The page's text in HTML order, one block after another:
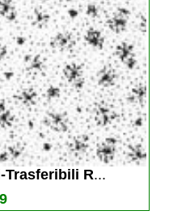
Trasferibili R...